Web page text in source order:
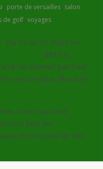
, porte de versailles, salon
de golf,voyages
Du 19 au 21 Mars se
2015 à
l’an dernier par Paul
encore plus réussi et
Levet qui sera
plus de
encore plus de lots